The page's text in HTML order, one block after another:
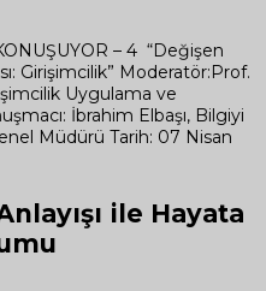
– 4 “Değişen
Girişimcilik” Moderatör:Prof.
Uygulama ve
İbrahim Elbaşı, Bilgiyi
Müdürü Tarih: 07 Nisan
ile Hayata